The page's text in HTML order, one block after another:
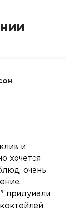
и
хочется
очень
придумали